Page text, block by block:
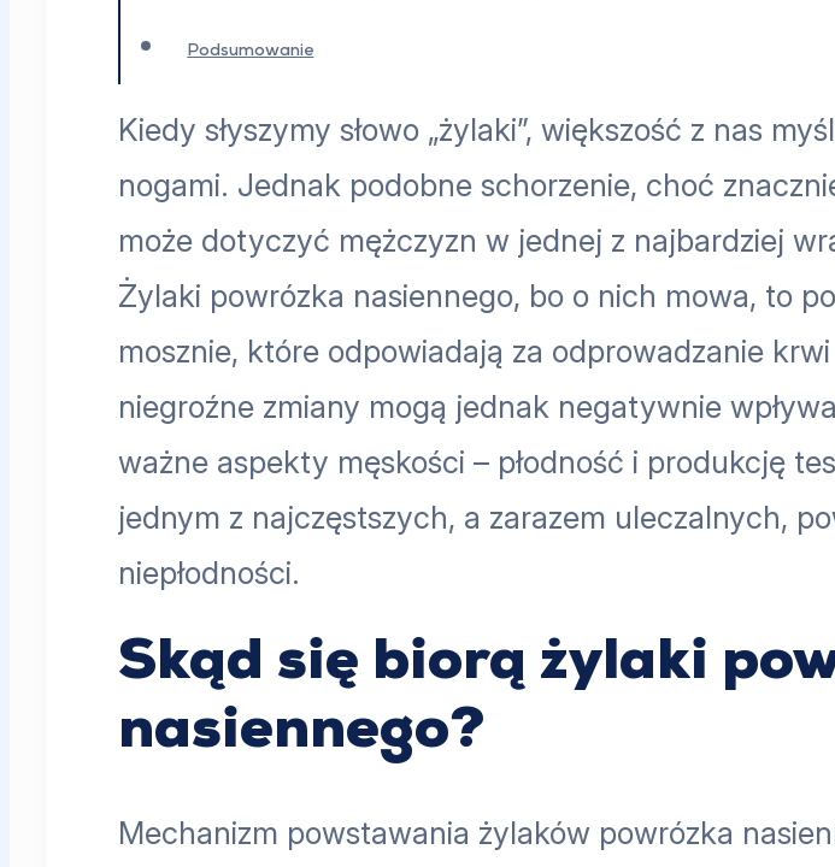
Podsumowanie
Kiedy słyszymy słowo „żylaki”, większość z nas
nogami. Jednak podobne schorzenie, choć
może dotyczyć mężczyzn w jednej z najbardziej
Żylaki powrózka nasiennego, bo o nich mowa, to
mosznie, które odpowiadają za odprowadzanie
niegroźne zmiany mogą jednak negatywnie
ważne aspekty męskości – płodność i produkcję
jednym z najczęstszych, a zarazem uleczalnych,
niepłodności.
Skąd się biorą żylaki
nasiennego?
Mechanizm powstawania żylaków powrózka